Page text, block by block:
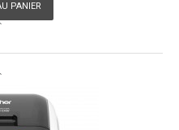
PANIER